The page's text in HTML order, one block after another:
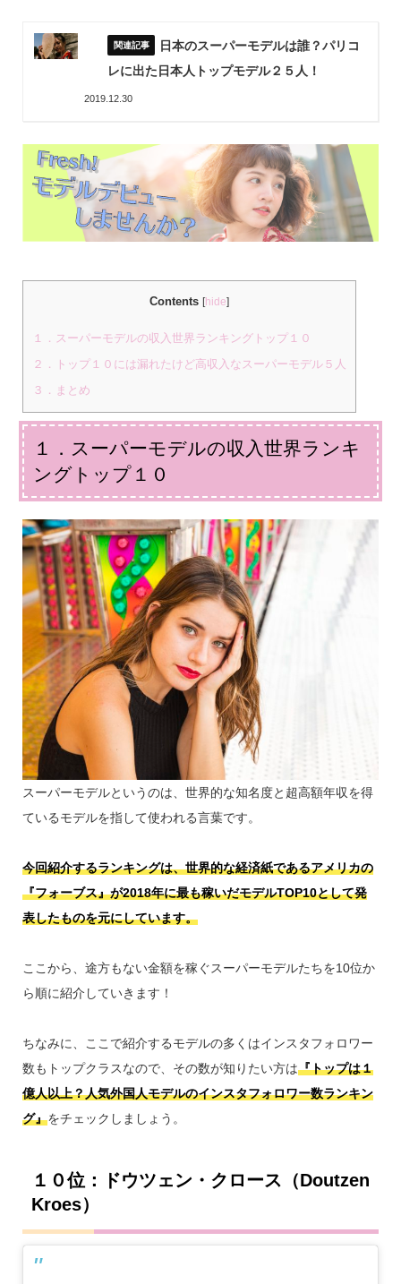
日本のスーパーモデルは誰？パリコ
レに出た日本人トップモデル２５人！
2019.12.30
Contents [hide]
１．スーパーモデルの収入世界ランキングトップ１０
２．トップ１０には漏れたけど高収入なスーパーモデル５人
３．まとめ
１．スーパーモデルの収入世界ランキ
ングトップ１０
スーパーモデルというのは、世界的な知名度と超高額年収を得
ているモデルを指して使われる言葉です。
今回紹介するランキングは、世界的な経済紙であるアメリカの
『フォーブス』が2018年に最も稼いだモデルTOP10として発
表したものを元にしています。
ここから、途方もない金額を稼ぐスーパーモデルたちを10位か
ら順に紹介していきます！
ちなみに、ここで紹介するモデルの多くはインスタフォロワー
数もトップクラスなので、その数が知りたい方は『トップは１
億人以上？人気外国人モデルのインスタフォロワー数ランキン
グ』をチェックしましょう。
１０位：ドウツェン・クロース（Doutzen
Kroes）